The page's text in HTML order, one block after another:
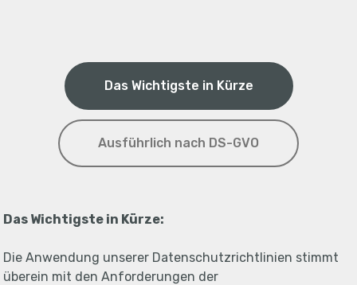
Das Wichtigste in Kürze
Ausführlich nach DS-GVO
Das Wichtigste in Kürze:
Die Anwendung unserer Datenschutzrichtlinien stimmt
überein mit den Anforderungen der